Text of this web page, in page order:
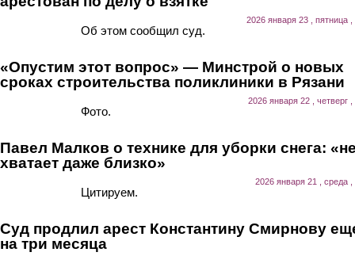
2026 января 23 , пятница ,
Об этом сообщил суд.
«Опустим этот вопрос» — Минстрой о новых
сроках строительства поликлиники в Рязани
2026 января 22 , четверг ,
Фото.
Павел Малков о технике для уборки снега:
хватает даже близко»
2026 января 21 , среда ,
Цитируем.
Суд продлил арест Константину Смирнову
на три месяца